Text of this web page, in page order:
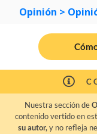
Opinión >
Nuestra sección de
contenido vertido en
su autor,y no refleja